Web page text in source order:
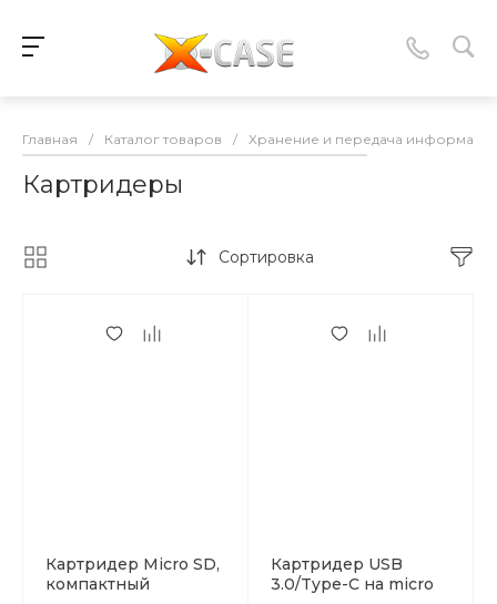
Главная / Каталог товаров / Хранение и передача
Картридеры
Сортировка
Картридер Micro SD,
компактный
Картридер USB
3.0/Type-C на micro